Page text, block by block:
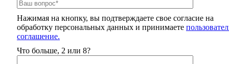
Нажимая на кнопку, вы подтверждаете свое согласие на
обработку персональных данных и принимаете
соглашение.
Что больше, 2 или 8?